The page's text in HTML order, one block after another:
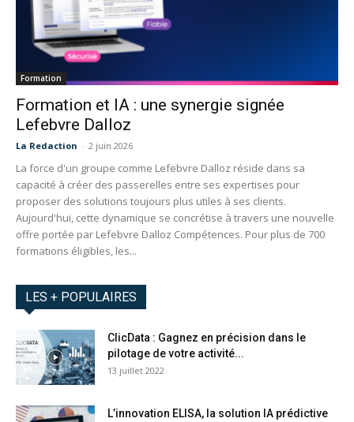
Formation
Formation et IA : une synergie signée
Lefebvre Dalloz
La Redaction - 2 juin 2026
La force d'un groupe comme Lefebvre Dalloz réside dans sa
capacité à créer des passerelles entre ses expertises pour
proposer des solutions toujours plus utiles à ses clients.
Aujourd'hui, cette dynamique se concrétise à travers une nouvelle
offre portée par Lefebvre Dalloz Compétences. Pour plus de 700
formations éligibles, les...
LES + POPULAIRES
ClicData : Gagnez en précision dans le
pilotage de votre activité...
13 juillet 2022
L’innovation ELISA, la solution IA prédictive